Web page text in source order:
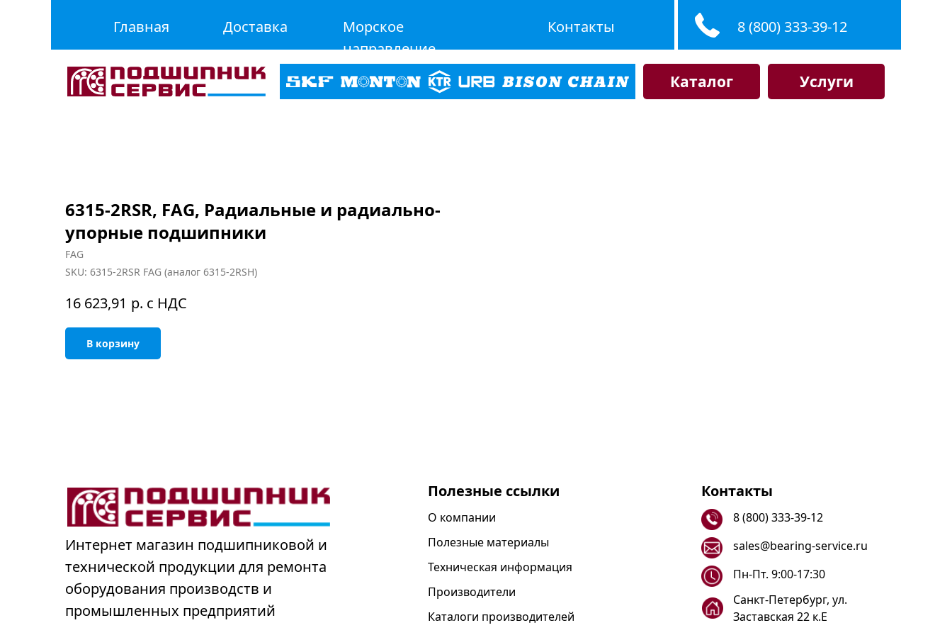
Главная Доставка
Морское
направление
Контакты 8 (800) 333-39-12
Каталог Услуги
6315-2RSR, FAG, Радиальные и радиально-
упорные подшипники
FAG
SKU: 6315-2RSR FAG (аналог 6315-2RSH)
16 623,91 р. с НДС
В корзину
Интернет магазин подшипниковой и
технической продукции для ремонта
оборудования производств и
промышленных предприятий
Полезные ссылки
О компании
Полезные материалы
Техническая информация
Производители
Каталоги производителей
Контакты
8 (800) 333-39-12
sales@bearing-service.ru
Санкт-Петербург, ул.
Заставская 22 к.Е
Пн-Пт. 9:00-17:30